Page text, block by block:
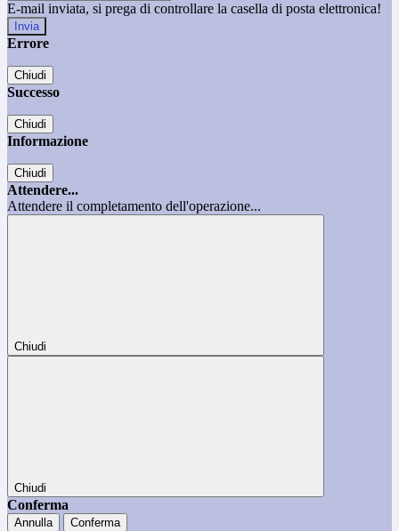
E-mail inviata, si prega di controllare la casella di posta elettronica!
Errore
Chiudi
Successo
Chiudi
Informazione
Chiudi
Attendere...
Attendere il completamento dell'operazione...
Chiudi
Chiudi
Conferma
Annulla Conferma